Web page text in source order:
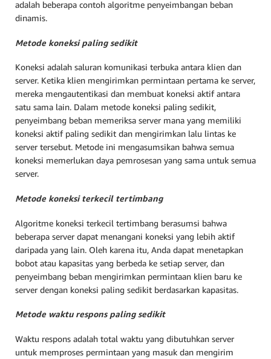
adalah beberapa contoh algoritme penyeimbangan beban
dinamis.
Metode koneksi paling sedikit
Koneksi adalah saluran komunikasi terbuka antara klien dan
server. Ketika klien mengirimkan permintaan pertama ke server,
mereka mengautentikasi dan membuat koneksi aktif antara
satu sama lain. Dalam metode koneksi paling sedikit,
penyeimbang beban memeriksa server mana yang memiliki
koneksi aktif paling sedikit dan mengirimkan lalu lintas ke
server tersebut. Metode ini mengasumsikan bahwa semua
koneksi memerlukan daya pemrosesan yang sama untuk semua
server.
Metode koneksi terkecil tertimbang
Algoritme koneksi terkecil tertimbang berasumsi bahwa
beberapa server dapat menangani koneksi yang lebih aktif
daripada yang lain. Oleh karena itu, Anda dapat menetapkan
bobot atau kapasitas yang berbeda ke setiap server, dan
penyeimbang beban mengirimkan permintaan klien baru ke
server dengan koneksi paling sedikit berdasarkan kapasitas.
Metode waktu respons paling sedikit
Waktu respons adalah total waktu yang dibutuhkan server
untuk memproses permintaan yang masuk dan mengirim